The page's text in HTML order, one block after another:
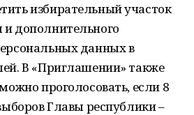
избирательный участок
дополнительного
данных в
В «Приглашении» также
проголосовать, если 8
Главы республики –